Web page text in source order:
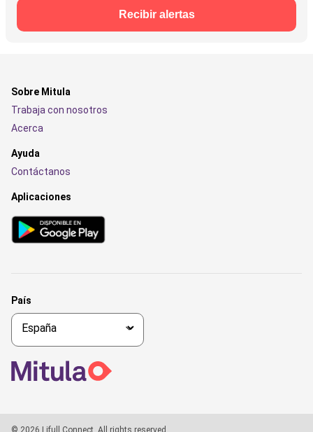
Recibir alertas
Sobre Mitula
Trabaja con nosotros
Acerca
Ayuda
Contáctanos
Aplicaciones
País
© 2026 Lifull Connect, All rights reserved